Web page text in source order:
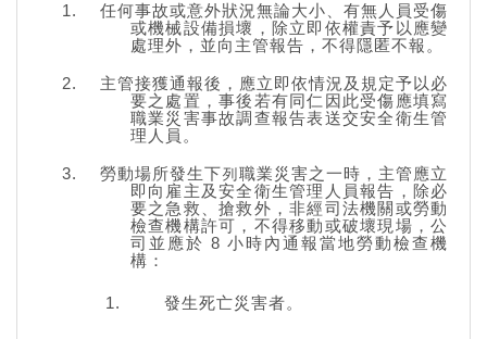
任何事故或意外狀況無論大小、有無人員受傷
或機械設備損壞，除立即依權責予以應變
處理外，並向主管報告，不得隱匿不報。
主管接獲通報後，應立即依情況及規定予以必
要之處置，事後若有同仁因此受傷應填寫
職業災害事故調查報告表送交安全衛生管
理人員。
勞動場所發生下列職業災害之一時，主管應立
即向雇主及安全衛生管理人員報告，除必
要之急救、搶救外，非經司法機關或勞動
檢查機構許可，不得移動或破壞現場，公
司並應於 8 小時內通報當地勞動檢查機
構：
發生死亡災害者。